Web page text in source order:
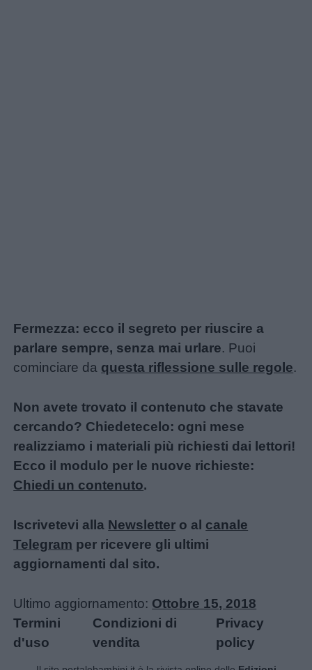
Fermezza: ecco il segreto per riuscire a
parlare sempre, senza mai urlare. Puoi
cominciare da questa riflessione sulle regole.
Non avete trovato il contenuto che stavate
cercando? Chiedetecelo: ogni mese
realizziamo i materiali più richiesti dai lettori!
Ecco il modulo per le nuove richieste:
Chiedi un contenuto.
Iscrivetevi alla Newsletter o al canale
Telegram per ricevere gli ultimi
aggiornamenti dal sito.
Ultimo aggiornamento: Ottobre 15, 2018
Termini
d'uso
Condizioni di
vendita
Privacy
policy